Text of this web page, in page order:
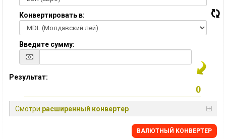
Конвертировать в:
Введите сумму:
Результат:
Смотри расширенный конвертер
BАЛЮТНЫЙ KОНВЕРТЕР